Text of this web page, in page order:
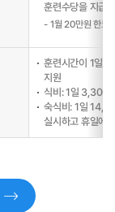
훈련수당을 지급
1월 20만원 한도
훈련시간이 1일 5
지원
식비: 1일 3,300
숙식비: 1일
실시하고 휴일에